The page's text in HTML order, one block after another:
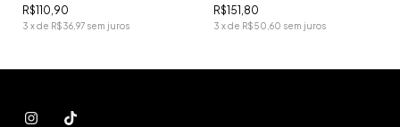
R$110,90
3 xde R$36,97 sem juros
R$151,80
3 xde R$50,60 sem juros